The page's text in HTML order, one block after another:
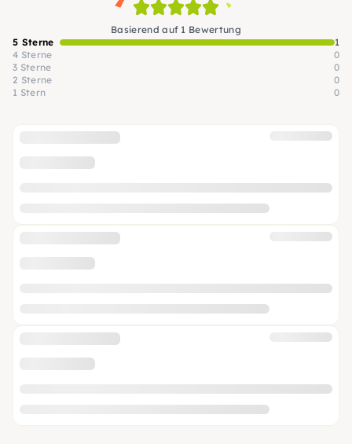
Basierend auf 1 Bewertung
5 Sterne
1
4 Sterne
0
3 Sterne
0
2 Sterne
0
1 Stern
0